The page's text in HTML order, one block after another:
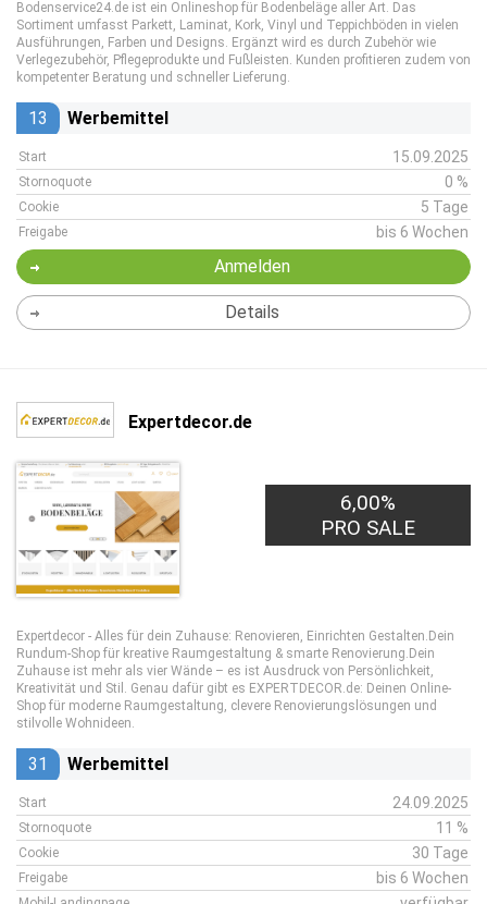
Bodenservice24.de ist ein Onlineshop für Bodenbeläge aller Art. Das
Sortiment umfasst Parkett, Laminat, Kork, Vinyl und Teppichböden in vielen
Ausführungen, Farben und Designs. Ergänzt wird es durch Zubehör wie
Verlegezubehör, Pflegeprodukte und Fußleisten. Kunden profitieren zudem von
kompetenter Beratung und schneller Lieferung.
13 Werbemittel
Start 15.09.2025
Stornoquote 0 %
Cookie 5 Tage
Freigabe bis 6 Wochen
Anmelden
Details
Expertdecor.de
6,00%
PRO SALE
Expertdecor - Alles für dein Zuhause: Renovieren, Einrichten Gestalten.Dein
Rundum-Shop für kreative Raumgestaltung & smarte Renovierung.Dein
Zuhause ist mehr als vier Wände – es ist Ausdruck von Persönlichkeit,
Kreativität und Stil. Genau dafür gibt es EXPERTDECOR.de: Deinen Online-
Shop für moderne Raumgestaltung, clevere Renovierungslösungen und
stilvolle Wohnideen.
31 Werbemittel
Start 24.09.2025
Stornoquote 11 %
Cookie 30 Tage
Freigabe bis 6 Wochen